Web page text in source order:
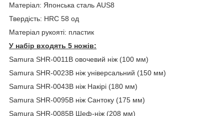
Матеріал: Японська сталь AUS8
Твердість: HRC 58 од
Матеріал рукояті: пластик
У набір входять 5 ножів:
Samura SHR-0011B овочевий ніж (100 мм)
Samura SHR-0023B ніж універсальний (150 мм)
Samura SHR-0043B ніж Накірі (180 мм)
Samura SHR-0095B ніж Сантоку (175 мм)
Samura SHR-0085B Шеф-ніж (208 мм)